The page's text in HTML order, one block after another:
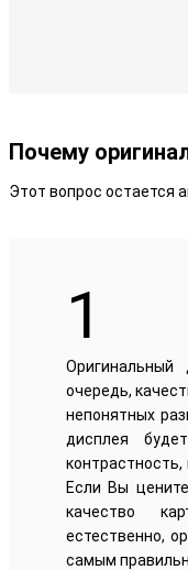
Почему
Этот вопрос остается
1
очередь,
непонятных
дисплея
Если Вы
качество
естественно,
самым